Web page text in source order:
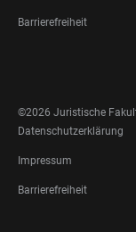
Barrierefreiheit
MEDIA
©2026 Juristische
FOOTER
LEGAL
Datenschutzerklärung
Impressum
Barrierefreiheit